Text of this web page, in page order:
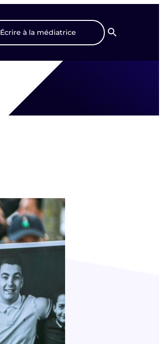
Écrire à la médiatrice
Recherche